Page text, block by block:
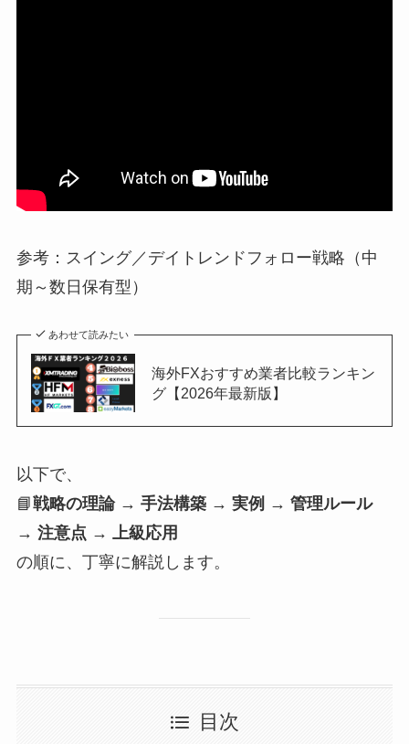
参考：スイング／デイトレンドフォロー戦略（中
期～数日保有型）
あわせて読みたい
海外FXおすすめ業者比較ランキン
グ【2026年最新版】
以下で、
📘戦略の理論 → 手法構築 → 実例 → 管理ルール
→ 注意点 → 上級応用
の順に、丁寧に解説します。
目次